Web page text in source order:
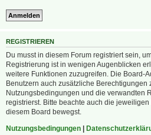
REGISTRIEREN
Du musst in diesem Forum registriert sein,
Registrierung ist in wenigen Augenblicken
weitere Funktionen zuzugreifen. Die Board-
Benutzern auch zusätzliche Berechtigungen
Nutzungsbedingungen und die verwandten
registrierst. Bitte beachte auch die
diesem Board bewegst.
Nutzungsbedingungen